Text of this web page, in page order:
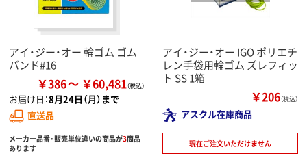
アイ・ジー・オー 輪ゴム ゴム
バンド#16
￥386 ￥60,481
お届け日：8月24日（月）まで
直送品
メーカー品番・販売単位違いの商品が3商品
あります
アイ・ジー・オー IGO ポリエチ
レン手袋用輪ゴム ズレフィッ
ト SS 1箱
￥206（税込）
アスクル在庫商品
現在ご注文いただけません